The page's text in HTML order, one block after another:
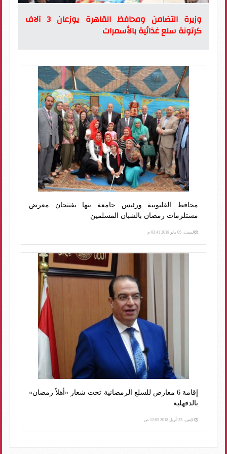
وزيرة التضامن ومحافظ القاهرة يوزعان 3 آلاف
كرتونة سلع غذائية بالأسمرات
محافظ القليوبية ورئيس جامعة بنها يفتتحان معرض
مستلزمات رمضان بالشبان المسلمين
السبت، 05 مايو 2018 03:41 م
إقامة 6 معارض للسلع الرمضانية تحت شعار «أهلاً رمضان»
بالدقهلية
الإثنين، 23 أبريل 2018 12:05 ص